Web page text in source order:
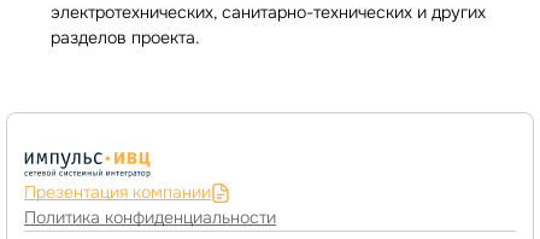
электротехнических, санитарно-технических и других
разделов проекта.
Презентация компании
Политика конфиденциальности